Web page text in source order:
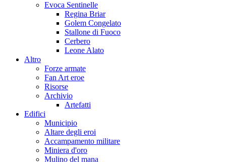
Evoca Sentinelle
Regina Briar
Golem Congelato
Stallone di Fuoco
Cerbero
Leone Alato
Altro
Forze armate
Fan Art eroe
Risorse
Archivio
Artefatti
Edifici
Municipio
Altare degli eroi
Accampamento militare
Miniera d'oro
Mulino del mana